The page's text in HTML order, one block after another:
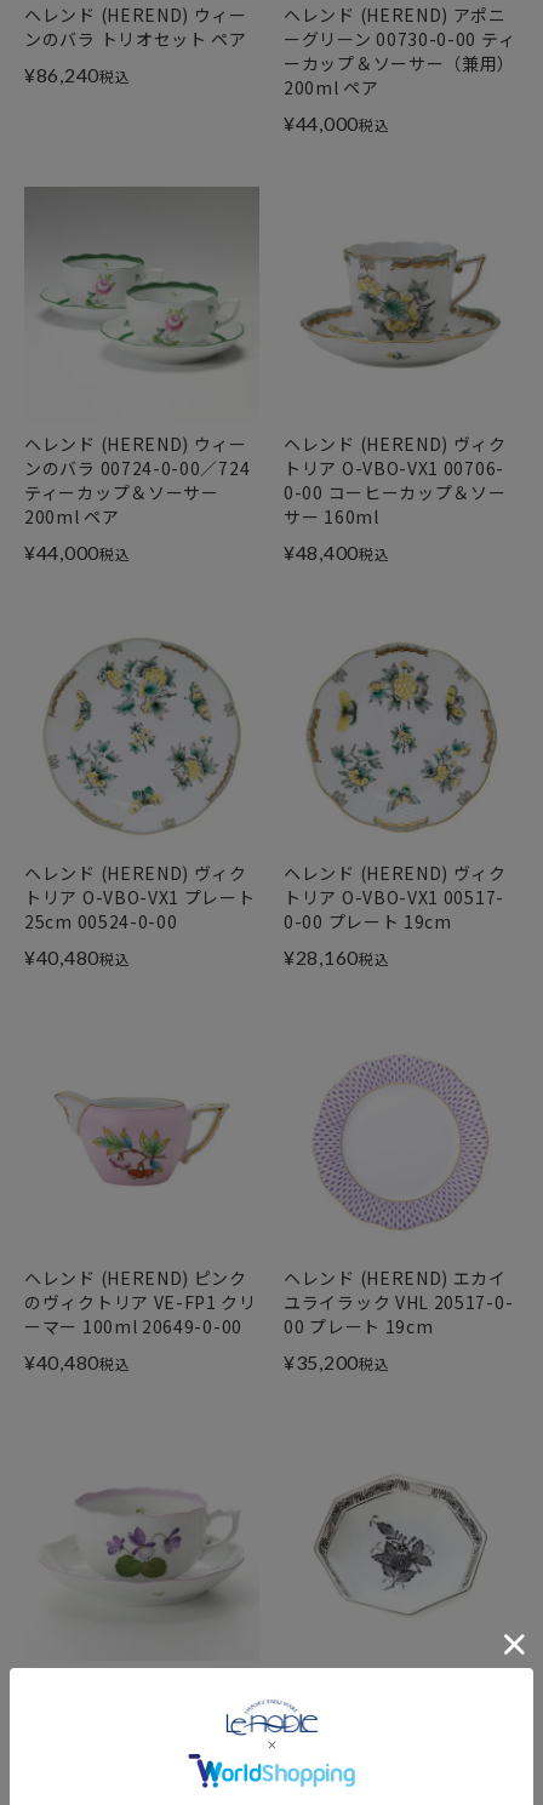
ヘレンド (HEREND) ウィー
ンのバラ トリオセット ペア
¥86,240税込
ヘレンド (HEREND) アポニ
ーグリーン 00730-0-00 ティ
ーカップ＆ソーサー（兼用）
200ml ペア
¥44,000税込
ヘレンド (HEREND) ウィー
ンのバラ 00724-0-00／724
ティーカップ＆ソーサー
200ml ペア
¥44,000税込
ヘレンド (HEREND) ヴィク
トリア O-VBO-VX1 00706-
0-00 コーヒーカップ＆ソー
サー 160ml
¥48,400税込
ヘレンド (HEREND) ヴィク
トリア O-VBO-VX1 プレート
25cm 00524-0-00
¥40,480税込
ヘレンド (HEREND) ヴィク
トリア O-VBO-VX1 00517-
0-00 プレート 19cm
¥28,160税込
ヘレンド (HEREND) ピンク
のヴィクトリア VE-FP1 クリ
ーマー 100ml 20649-0-00
¥40,480税込
ヘレンド (HEREND) エカイ
ユライラック VHL 20517-0-
00 プレート 19cm
¥35,200税込
VIOLETL 00724-0-00 ティ
ーカップ＆ソーサー 200ml
ーブラックプラチナ ANG-PT
04307-1-00 小皿（オクタゴ
9,680税込